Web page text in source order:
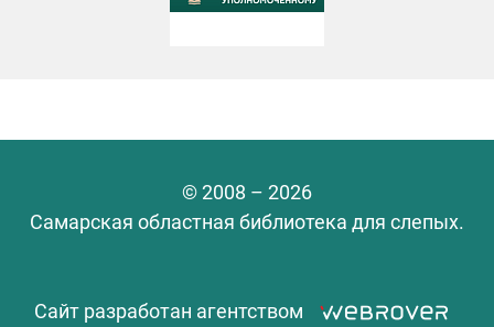
© 2008 – 2026
Самарская областная библиотека для слепых.
Сайт разработан агентством